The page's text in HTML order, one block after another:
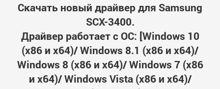
Скачать новый драйвер для Samsung
SCX-3400.
Драйвер работает с ОС: [Windows 10
(x86 и x64)/ Windows 8.1 (x86 и x64)/
Windows 8 (x86 и x64)/ Windows 7 (x86
и x64)/ Windows Vista (x86 и x64)/